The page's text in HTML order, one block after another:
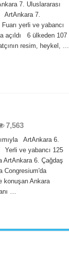
7. Uluslararası
ArtAnkara 7.
yerli ve yabancı
açıldı 6 ülkeden 107
resim, heykel, …
7,563
ArtAnkara 6.
Yerli ve yabancı 125
ArtAnkara 6. Çağdaş
Congresium'da
konuşan Ankara
…